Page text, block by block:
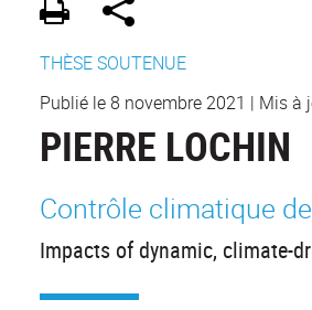
THÈSE SOUTENUE
Publié le 8 novembre 2021 | Mis à
PIERRE LOCHIN
Contrôle climatique
Impacts of dynamic, climate-